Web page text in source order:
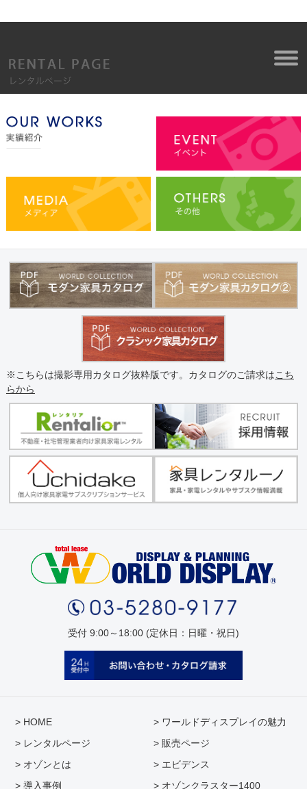
※こちらは撮影専用カタログ抜粋版です。カタログのご請求はこち
らから
受付 9:00～18:00 (定休日：日曜・祝日)
> HOME
> ワールドディスプレイの魅力
> レンタルページ
> 販売ページ
> オゾンとは
> エビデンス
> 導入事例
> オゾンクラスター1400